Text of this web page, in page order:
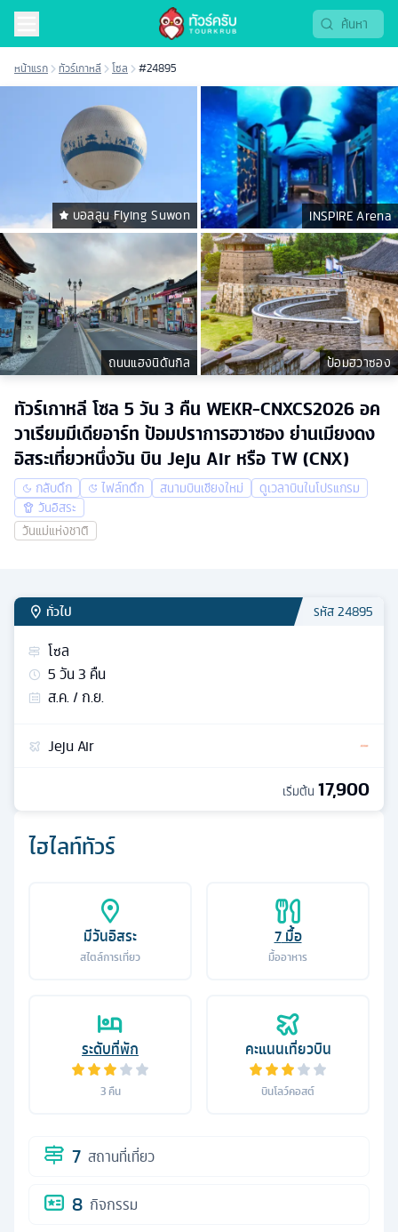
หน้าแรก ทัวร์เกาหลี โซล #24895
บอลลูน Flying Suwon INSPIRE Arena
ถนนแฮงนิดันกิล ป้อมฮวาซอง
ทัวร์เกาหลี โซล 5 วัน 3 คืน WEKR-CNXCS2026 อค
วาเรียมมีเดียอาร์ท ป้อมปราการฮวาซอง ย่านเมียงดง
อิสระเที่ยวหนึ่งวัน บิน Jeju Air หรือ TW (CNX)
กลับดึก ไฟล์ทดึก สนามบินเชียงใหม่
ดูเวลาบินในโปรแกรม
วันอิสระ
วันแม่แห่งชาติ
ไฮไลท์ทัวร์
มีวันอิสระ
สไตล์การเที่ยว
7มื้อ
มื้ออาหาร
ระดับที่พัก
3คืน
คะแนนเที่ยวบิน
บินโลว์คอสต์
7 สถานที่เที่ยว
8 กิจกรรม
ทั่วไป รหัส24895
โซล
5วัน3 คืน
ส.ค. / ก.ย.
Jeju Air
เริ่มต้น 17,900